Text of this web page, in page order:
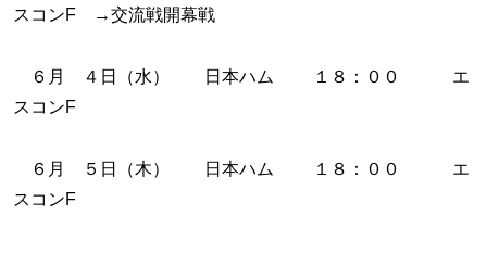
スコンF →交流戦開幕戦
６月 ４日（水） 日本ハム １８：００ エ
スコンF
６月 ５日（木） 日本ハム １８：００ エ
スコンF